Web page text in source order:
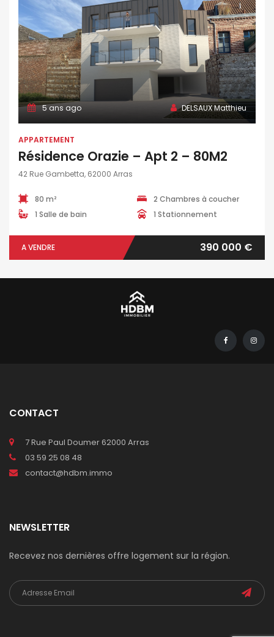
5 ans ago DELSAUX Matthieu
APPARTEMENT
Résidence Orazie – Apt 2 – 80M2
42 Rue Gambetta, 62000 Arras
80 m²
2 Chambres à coucher
1 Salle de bain
1 Stationnement
A VENDRE 390 000 €
CONTACT
7 Rue Paul Doumer 62000 Arras
03 59 25 08 48
contact@hdbm.immo
NEWSLETTER
Recevez nos dernières offre logement sur la région.